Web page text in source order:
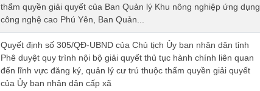
thẩm quyền giải quyết của Ban Quản lý Khu nông nghiệp ứng dụng
công nghệ cao Phú Yên, Ban Quản...
Quyết định số 305/QĐ-UBND của Chủ tịch Ủy ban nhân dân tỉnh
Phê duyệt quy trình nội bộ giải quyết thủ tục hành chính liên quan
đến lĩnh vực đăng ký, quản lý cư trú thuộc thẩm quyền giải quyết
của Ủy ban nhân dân cấp xã